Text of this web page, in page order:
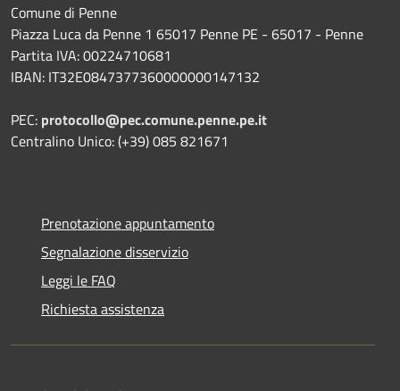
Comune di Penne
Piazza Luca da Penne 1 65017 Penne PE - 65017 - Penne
Partita IVA: 00224710681
IBAN: IT32E0847377360000000147132
PEC: protocollo@pec.comune.penne.pe.it
Centralino Unico: (+39) 085 821671
Prenotazione appuntamento
Segnalazione disservizio
Leggi le FAQ
Richiesta assistenza